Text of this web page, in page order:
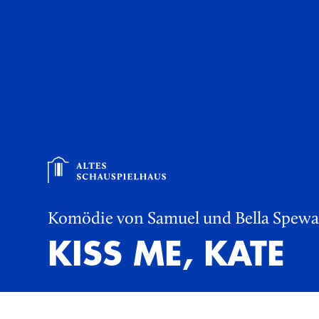
Komödie von Samuel und Bella
KISS ME, KATE